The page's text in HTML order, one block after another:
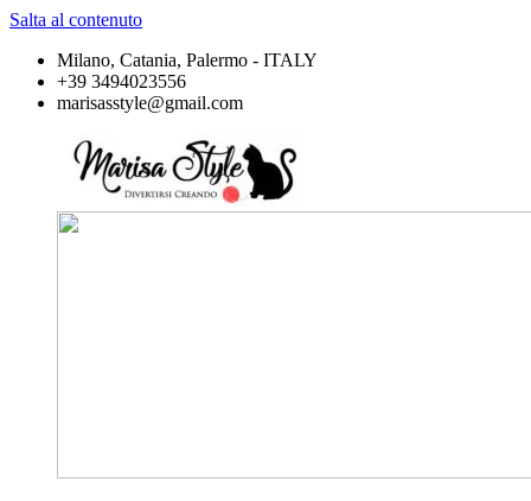
Salta al contenuto
Milano, Catania, Palermo - ITALY
+39 3494023556
marisasstyle@gmail.com